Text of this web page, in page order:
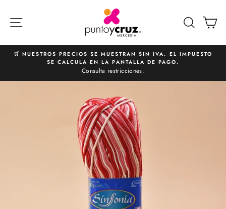
directamente
diapositivas
🛒 NUESTROS PRECIOS SE MUESTRAN SIN IVA. EL IMPUESTO
SE CALCULA EN LA PANTALLA DE PAGO.
Consulta restricciones.